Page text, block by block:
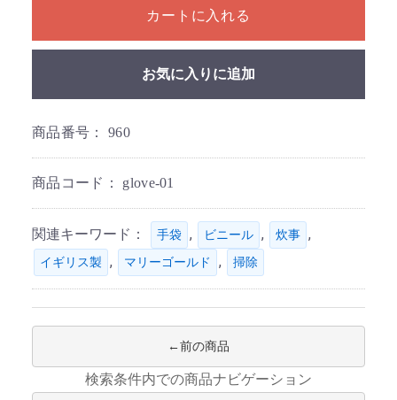
カートに入れる
お気に入りに追加
商品番号： 960
商品コード： glove-01
関連キーワード： 手袋 , ビニール , 炊事 ,
イギリス製 , マリーゴールド , 掃除
前の商品
検索条件内での商品ナビゲーション